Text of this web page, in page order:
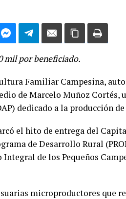
mil por beneficiado.
Familiar Campesina,
de Marcelo Muñoz Cortés,
dedicado a la producción
el hito de entrega del
de Desarrollo Rural
de los Pequeños
microproductores que